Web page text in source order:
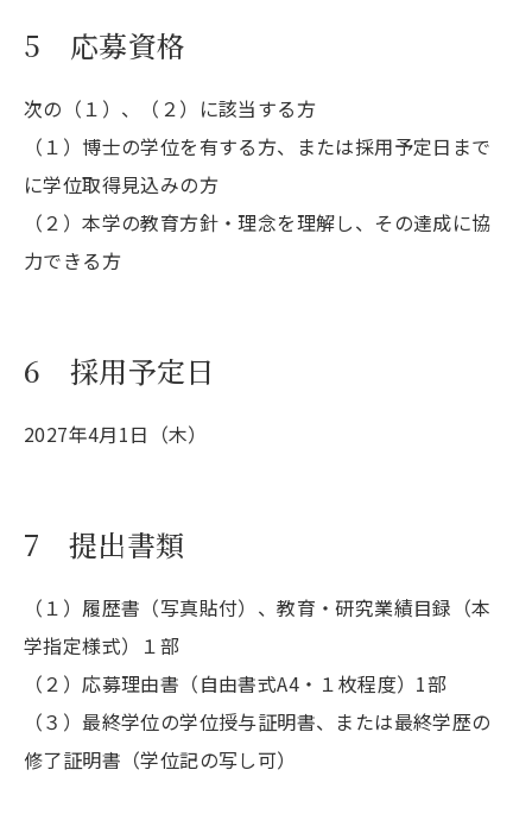
5 応募資格
次の（１）、（２）に該当する方
（１）博士の学位を有する方、または採用予定日まで
に学位取得見込みの方
（２）本学の教育方針・理念を理解し、その達成に協
力できる方
6 採用予定日
2027年4月1日（木）
7 提出書類
（１）履歴書（写真貼付）、教育・研究業績目録（本
学指定様式）１部
（２）応募理由書（自由書式A4・１枚程度）1部
（３）最終学位の学位授与証明書、または最終学歴の
修了証明書（学位記の写し可）